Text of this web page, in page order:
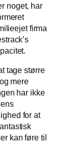
noget, har
firma
tage større
mere
har ikke
for at
kan føre til